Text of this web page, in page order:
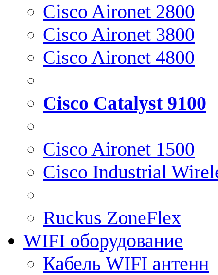
Cisco Aironet 2800
Cisco Aironet 3800
Cisco Aironet 4800
Cisco Catalyst 9100
Cisco Aironet 1500
Cisco Industrial
Ruckus ZoneFlex
WIFI оборудование
Кабель WIFI антенн